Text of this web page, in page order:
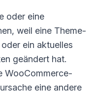
oder eine
weil eine Theme-
ein aktuelles
geändert hat.
WooCommerce-
eine andere